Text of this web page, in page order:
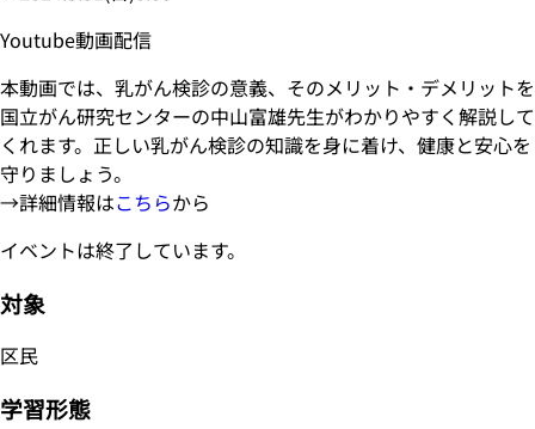
Youtube動画配信
本動画では、乳がん検診の意義、そのメリット・デメリットを
国立がん研究センターの中山富雄先生がわかりやすく解説して
くれます。正しい乳がん検診の知識を身に着け、健康と安心を
守りましょう。
→詳細情報はこちらから
イベントは終了しています。
対象
区民
学習形態